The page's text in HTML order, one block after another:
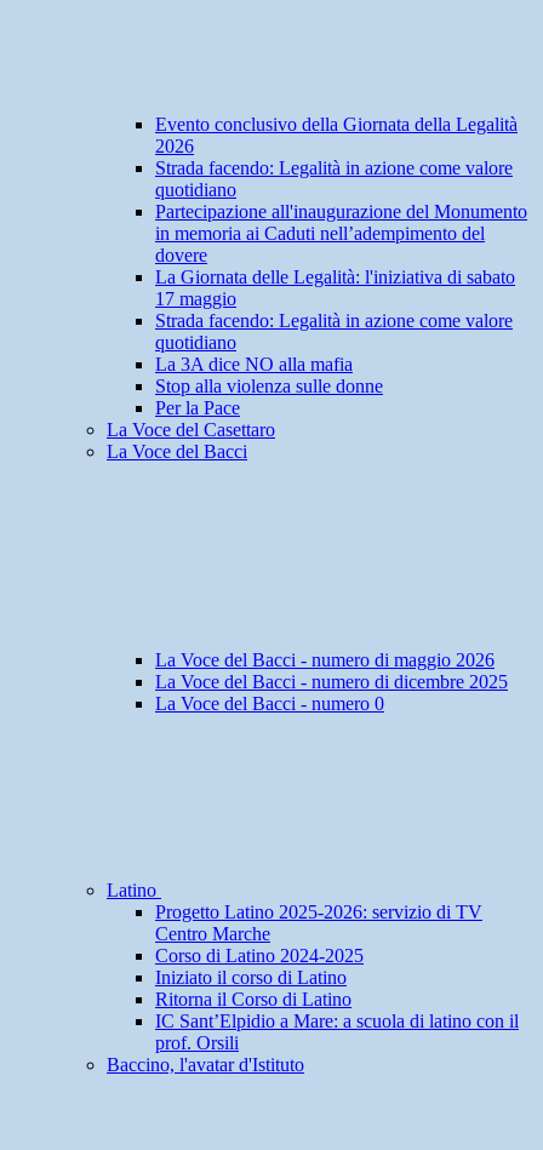
Evento conclusivo della Giornata della Legalità
2026
Strada facendo: Legalità in azione come valore
quotidiano
Partecipazione all'inaugurazione del Monumento
in memoria ai Caduti nell’adempimento del
dovere
La Giornata delle Legalità: l'iniziativa di sabato
17 maggio
Strada facendo: Legalità in azione come valore
quotidiano
La 3A dice NO alla mafia
Stop alla violenza sulle donne
Per la Pace
La Voce del Casettaro
La Voce del Bacci
La Voce del Bacci - numero di maggio 2026
La Voce del Bacci - numero di dicembre 2025
La Voce del Bacci - numero 0
Latino
Progetto Latino 2025-2026: servizio di TV
Centro Marche
Corso di Latino 2024-2025
Iniziato il corso di Latino
Ritorna il Corso di Latino
IC Sant’Elpidio a Mare: a scuola di latino con il
prof. Orsili
Baccino, l'avatar d'Istituto